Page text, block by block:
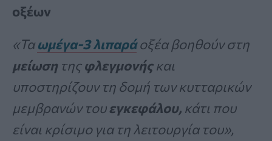
οξέων
«Ταωμέγα-3 λιπαράοξέα βοηθούν στη
μείωσητηςφλεγμονήςκαι
υποστηρίζουν τη δομή των κυτταρικών
μεμβρανών τουεγκεφάλου, κάτι που
είναι κρίσιμο για τη λειτουργία του»,